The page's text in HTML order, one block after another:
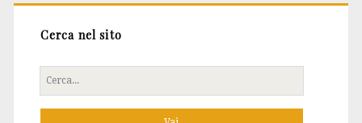
Cerca nel sito
Cerca
per: